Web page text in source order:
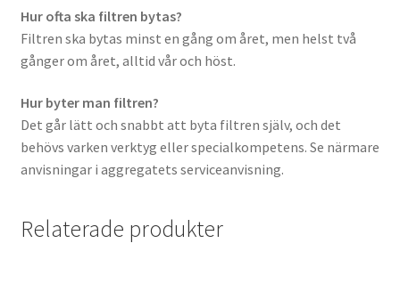
Hur ofta ska filtren bytas?
Filtren ska bytas minst en gång om året, men helst två
gånger om året, alltid vår och höst.
Hur byter man filtren?
Det går lätt och snabbt att byta filtren själv, och det
behövs varken verktyg eller specialkompetens. Se närmare
anvisningar i aggregatets serviceanvisning.
Relaterade produkter